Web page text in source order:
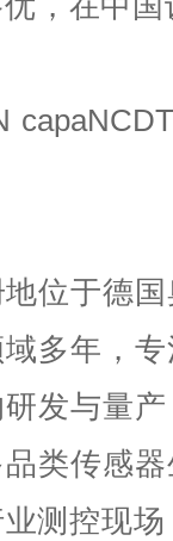
位于德
多年，
发与量
类传感
测控现场